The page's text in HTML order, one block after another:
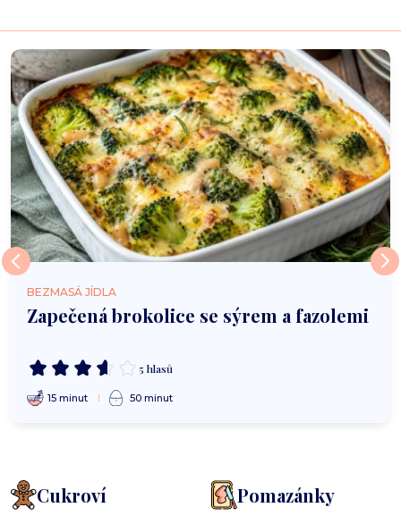
BEZMASÁ JÍDLA
Zapečená brokolice se sýrem a fazolemi
5 hlasů
15 minut 50 minut
Cukroví Pomazánky